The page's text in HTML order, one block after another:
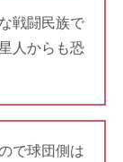
戦闘民族で
人からも恐
で球団側は